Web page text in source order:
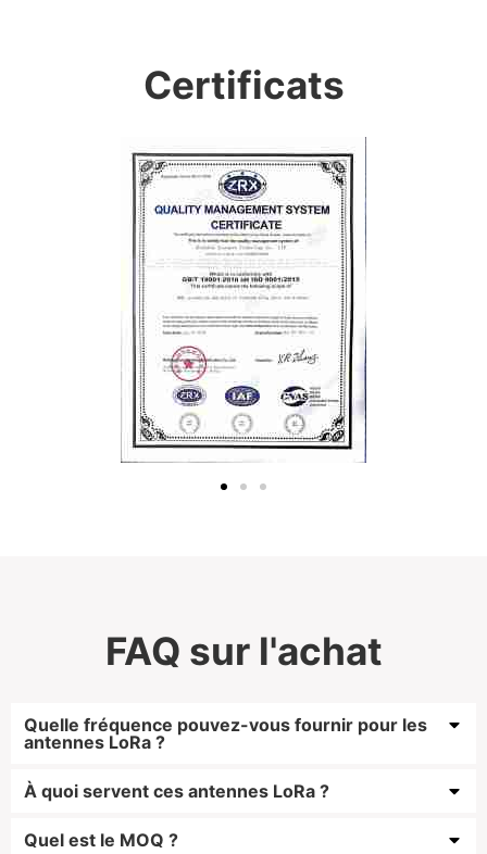
Certificats
FAQ sur l'achat
Quelle fréquence pouvez-vous fournir pour les
antennes LoRa ?
À quoi servent ces antennes LoRa ?
Quel est le MOQ ?